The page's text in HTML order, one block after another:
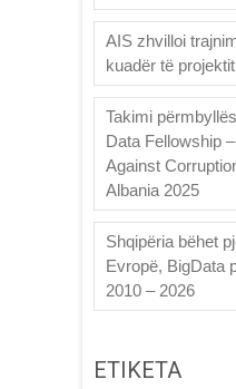
AIS zhvilloi
kuadër të
Takimi
Data Fellowship
Against
Albania 2025
Shqipëria bëhet
Evropë, BigData
2010 – 2026
ETIKETA